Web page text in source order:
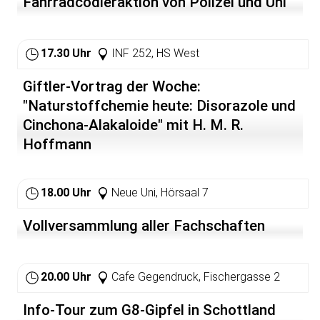
allem zum Kampf auffordert gegen alle heutigen
Deutschland kaufen sie alles!«
17.30 Uhr INF 252, HS West
Giftler-Vortrag der Woche:
"Naturstoffchemie heute: Disorazole und
Cinchona-Alakaloide" mit H. M. R.
Hoffmann
18.00 Uhr Neue Uni, Hörsaal 7
Vollversammlung aller Fachschaften
20.00 Uhr Cafe Gegendruck, Fischergasse 2
Info-Tour zum G8-Gipfel in Schottland